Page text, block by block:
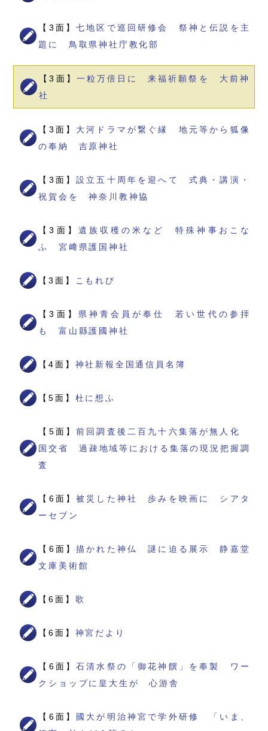
【3面】七地区で巡回研修会 祭神と伝説を主
題に 鳥取県神社庁教化部
【3面】 一粒万倍日に 来福祈願祭を 大前神
社
【3面】 大河ドラマが繋ぐ縁 地元等から狐像
の奉納 吉原神社
【3面】設立五十周年を迎へて 式典・講演・
祝賀会を 神奈川教神協
【3面】 遺族収穫の米など 特殊神事おこな
ふ 宮﨑県護国神社
【3面】 こもれび
【3面】 県神青会員が奉仕 若い世代の参拝
も 富山縣護國神社
【4面】 神社新報全国通信員名簿
【5面】 杜に想ふ
【5面】前回調査後二百九十六集落が無人化
国交省 過疎地域等における集落の現況把握調
査
【6面】被災した神社 歩みを映画に シアタ
ーセブン
【6面】描かれた神仏 謎に迫る展示 静嘉堂
文庫美術館
【6面】 歌
【6面】 神宮だより
【6面】石清水祭の「御花神饌」を奉製 ワー
クショップに皇大生が 心游舎
【6面】
國大が明治神宮で学外研修 「いま、